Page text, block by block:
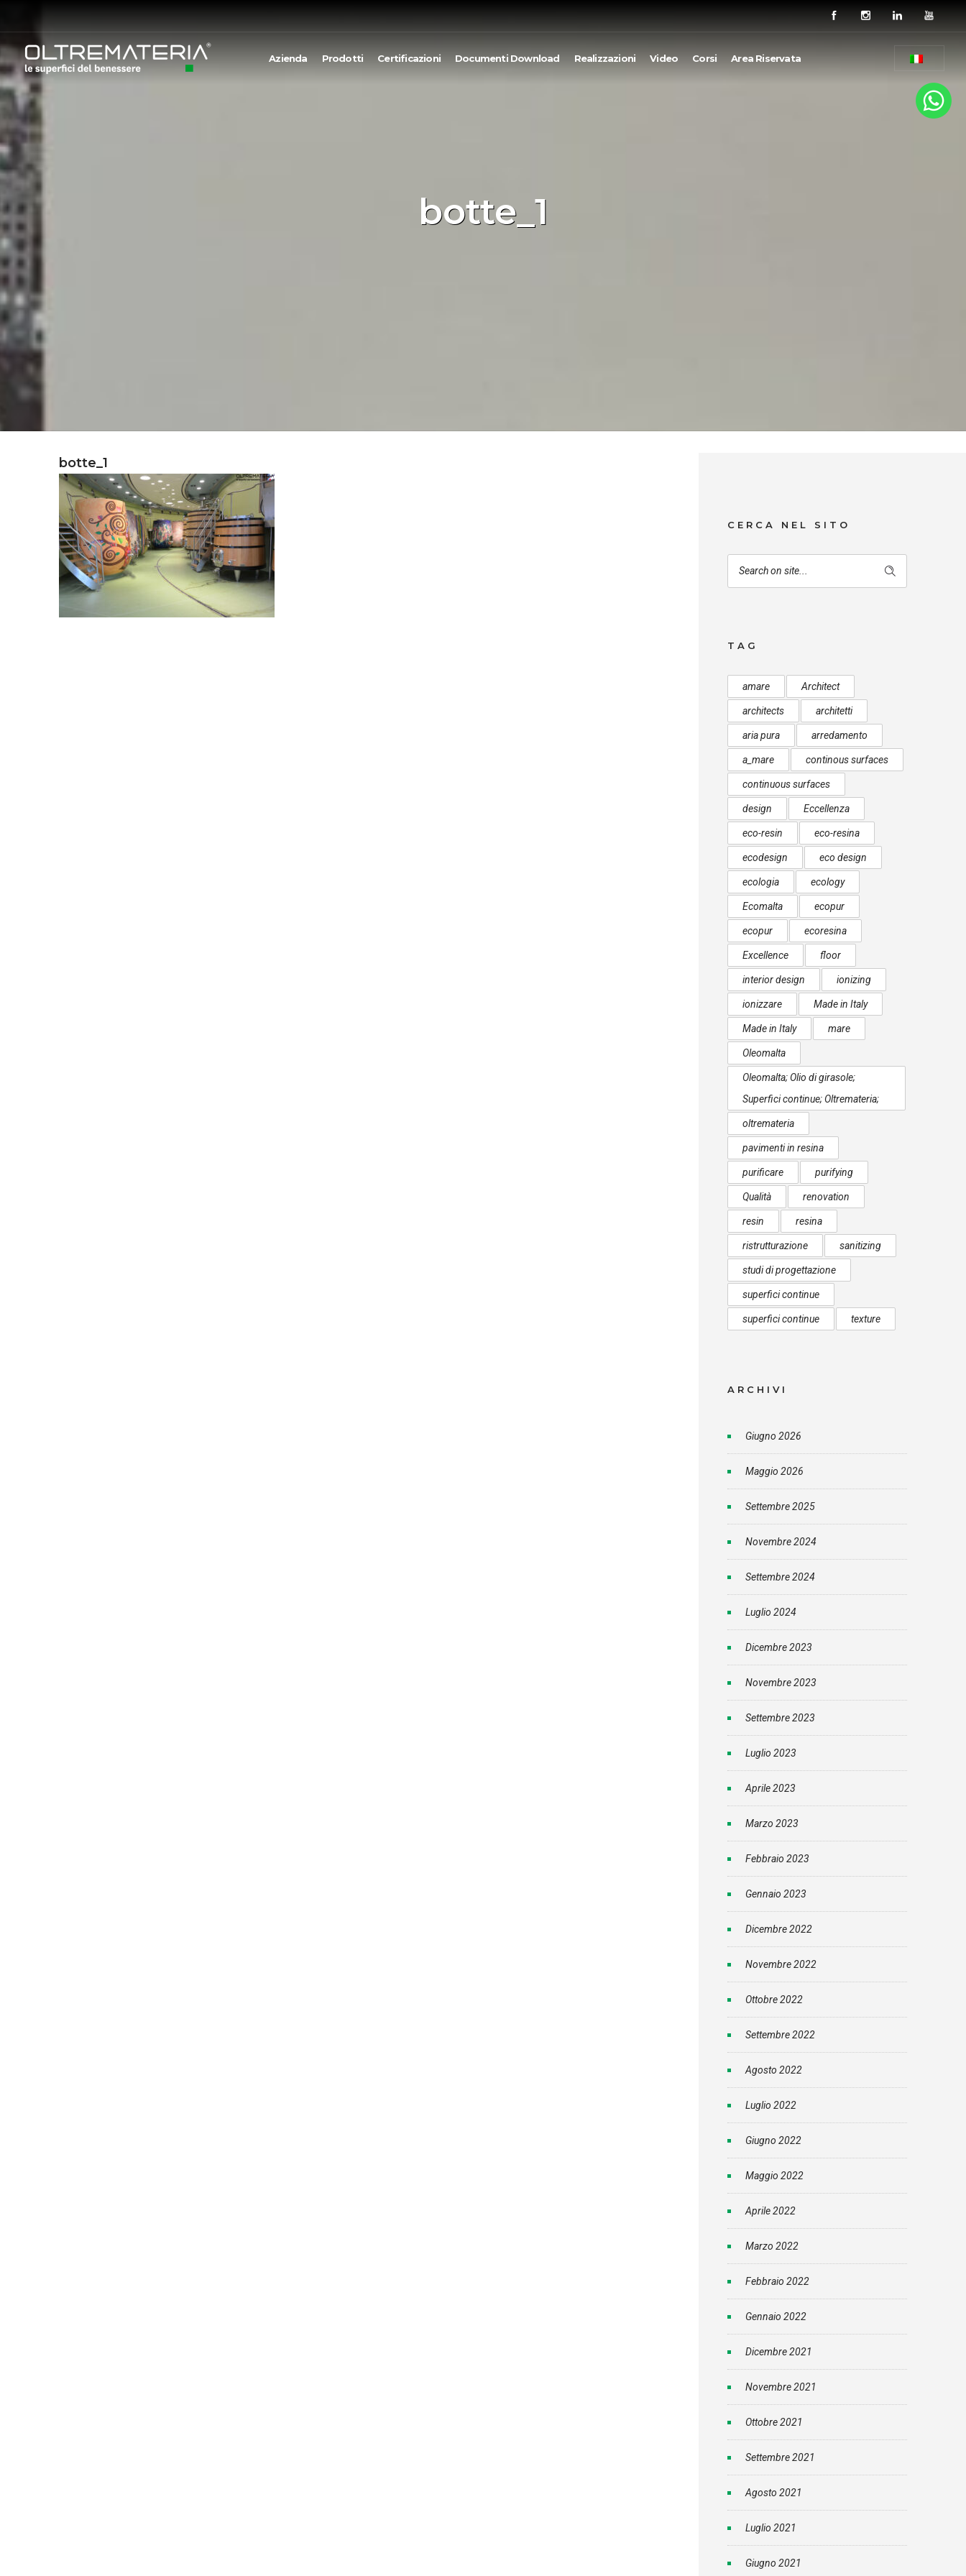
Azienda Prodotti Certificazioni Documenti Download Realizzazioni Video Corsi Area Riservata
botte_1
botte_1
CERCA NEL SITO
TAG
amare Architect
architects architetti
aria pura arredamento
a_mare continous surfaces
continuous surfaces
design Eccellenza
eco-resin eco-resina
ecodesign eco design
ecologia ecology
Ecomalta ecopur
ecopur ecoresina
Excellence floor
interior design ionizing
ionizzare Made in Italy
Made in Italy mare
Oleomalta
Oleomalta; Olio di girasole;
Superfici continue; Oltremateria;
oltremateria
pavimenti in resina
purificare purifying
Qualità renovation
resin resina
ristrutturazione sanitizing
studi di progettazione
superfici continue
superfici continue texture
ARCHIVI
Giugno 2026
Maggio 2026
Settembre 2025
Novembre 2024
Settembre 2024
Luglio 2024
Dicembre 2023
Novembre 2023
Settembre 2023
Luglio 2023
Aprile 2023
Marzo 2023
Febbraio 2023
Gennaio 2023
Dicembre 2022
Novembre 2022
Ottobre 2022
Settembre 2022
Agosto 2022
Luglio 2022
Giugno 2022
Maggio 2022
Aprile 2022
Marzo 2022
Febbraio 2022
Gennaio 2022
Dicembre 2021
Novembre 2021
Ottobre 2021
Settembre 2021
Agosto 2021
Luglio 2021
Giugno 2021